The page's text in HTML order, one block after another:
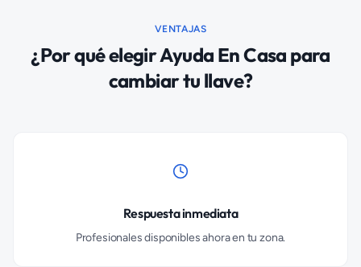
VENTAJAS
¿Por qué elegir Ayuda En Casa para
cambiar tu llave?
Respuesta inmediata
Profesionales disponibles ahora en tu zona.